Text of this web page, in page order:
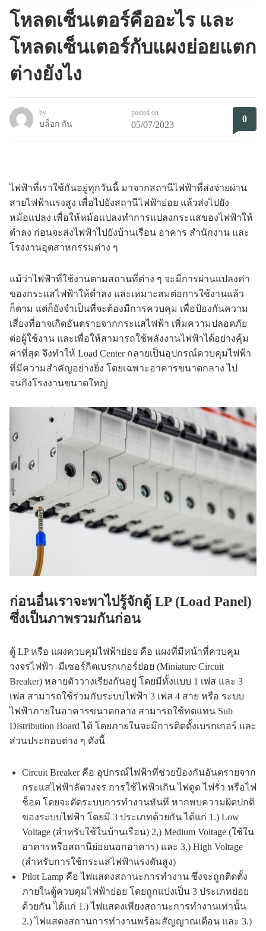
โหลดเซ็นเตอร์คืออะไร และ
โหลดเซ็นเตอร์กับแผงย่อยแตก
ต่างยังไง
by
บล็อก กัน
posted on
05/07/2023
0
ไฟฟ้าที่เราใช้กันอยู่ทุกวันนี้ มาจากสถานีไฟฟ้าที่ส่งจ่ายผ่าน
สายไฟฟ้าแรงสูง เพื่อไปยังสถานีไฟฟ้าย่อย แล้วส่งไปยัง
หม้อแปลง เพื่อให้หม้อแปลงทำการแปลงกระแสของไฟฟ้าให้
ต่ำลง ก่อนจะส่งไฟฟ้าไปยังบ้านเรือน อาคาร สำนักงาน และ
โรงงานอุตสาหกรรมต่าง ๆ
แม้ว่าไฟฟ้าที่ใช้งานตามสถานที่ต่าง ๆ จะมีการผ่านแปลงค่า
ของกระแสไฟฟ้าให้ต่ำลง และเหมาะสมต่อการใช้งานแล้ว
ก็ตาม แต่ก็ยังจำเป็นที่จะต้องมีการควบคุม เพื่อป้องกันความ
เสี่ยงที่อาจเกิดอันตรายจากกระแสไฟฟ้า เพิ่มความปลอดภัย
ต่อผู้ใช้งาน และเพื่อให้สามารถใช้พลังงานไฟฟ้าได้อย่างคุ้ม
ค่าที่สุด จึงทำให้ Load Center กลายเป็นอุปกรณ์ควบคุมไฟฟ้า
ที่มีความสำคัญอย่างยิ่ง โดยเฉพาะอาคารขนาดกลาง ไป
จนถึงโรงงานขนาดใหญ่
ก่อนอื่นเราจะพาไปรู้จักตู้ LP (Load Panel)
ซึ่งเป็นภาพรวมกันก่อน
ตู้ LP หรือ แผงควบคุมไฟฟ้าย่อย คือ แผงที่มีหน้าที่ควบคุม
วงจรไฟฟ้า มีเซอร์กิตเบรกเกอร์ย่อย (Miniature Circuit
Breaker) หลายตัววางเรียงกันอยู่ โดยมีทั้งแบบ 1 เฟส และ 3
เฟส สามารถใช้ร่วมกับระบบไฟฟ้า 3 เฟส 4 สาย หรือ ระบบ
ไฟฟ้าภายในอาคารขนาดกลาง สามารถใช้ทดแทน Sub
Distribution Board ได้ โดยภายในจะมีการติดตั้งเบรกเกอร์ และ
ส่วนประกอบต่าง ๆ ดังนี้
Circuit Breaker คือ อุปกรณ์ไฟฟ้าที่ช่วยป้องกันอันตรายจาก
กระแสไฟฟ้าลัดวงจร การใช้ไฟฟ้าเกิน ไฟดูด ไฟรั่ว หรือไฟ
ช็อต โดยจะตัดระบบการทำงานทันที หากพบความผิดปกติ
ของระบบไฟฟ้า โดยมี 3 ประเภทด้วยกัน ได้แก่ 1.) Low
Voltage (สำหรับใช้ในบ้านเรือน) 2,) Medium Voltage (ใช้ใน
อาคารหรือสถานีย่อยนอกอาคาร) และ 3.) High Voltage
(สำหรับการใช้กระแสไฟฟ้าแรงดันสูง)
Pilot Lamp คือ ไฟแสดงสถานะการทำงาน ซึ่งจะถูกติดตั้ง
ภายในตู้ควบคุมไฟฟ้าย่อย โดยถูกแบ่งเป็น 3 ประเภทย่อย
ด้วยกัน ได้แก่ 1.) ไฟแสดงเพียงสถานะการทำงานเท่านั้น
2.) ไฟแสดงสถานการทำงานพร้อมสัญญาณเตือน และ 3.)